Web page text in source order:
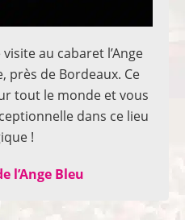
au cabaret l’Ange
près de Bordeaux. Ce
tout le monde et vous
dans ce lieu
!
l’Ange Bleu